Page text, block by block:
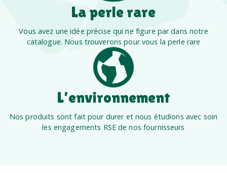
La perle rare
Vous avez une idée précise qui ne figure par dans notre
catalogue. Nous trouverons pour vous la perle rare
L’environnement
Nos produits sont fait pour durer et nous étudions avec soin
les engagements RSE de nos fournisseurs